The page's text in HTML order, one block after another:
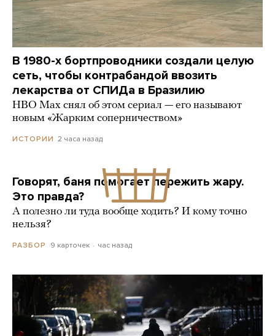
В 1980-х бортпроводники создали целую
сеть, чтобы контрабандой ввозить
лекарства от СПИДа в Бразилию
HBO Max снял об этом сериал — его называют
новым «Жарким соперничеством»
ИСТОРИИ 2 часа назад
Говорят, баня помогает пережить жару.
Это правда?
А полезно ли туда вообще ходить? И кому точно
нельзя?
РАЗБОР 9 карточек час назад